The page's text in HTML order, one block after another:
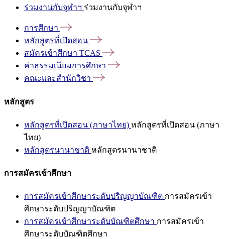
ร่วมงานกับจุฬาฯ ร่วมงานกับจุฬาฯ
การศึกษา
หลักสูตรที่เปิดสอน
สมัครเข้าศึกษา TCAS
ค่าธรรมเนียมการศึกษา
คณะและสำนักวิชา
หลักสูตร
หลักสูตรที่เปิดสอน (ภาษาไทย) หลักสูตรที่เปิดสอน (ภาษา
ไทย)
หลักสูตรนานาชาติ หลักสูตรนานาชาติ
การสมัครเข้าศึกษา
การสมัครเข้าศึกษาระดับปริญญาบัณฑิต การสมัครเข้า
ศึกษาระดับปริญญาบัณฑิต
การสมัครเข้าศึกษาระดับบัณฑิตศึกษา การสมัครเข้า
ศึกษาระดับบัณฑิตศึกษา